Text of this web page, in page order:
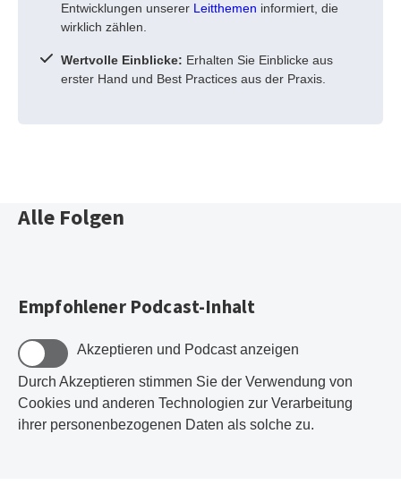
Entwicklungen unserer Leitthemen informiert, die
wirklich zählen.
Wertvolle Einblicke: Erhalten Sie Einblicke aus
erster Hand und Best Practices aus der Praxis.
Alle Folgen
Empfohlener Podcast-Inhalt
Akzeptieren und Podcast anzeigen
Durch Akzeptieren stimmen Sie der Verwendung von
Cookies und anderen Technologien zur Verarbeitung
ihrer personenbezogenen Daten als solche zu.